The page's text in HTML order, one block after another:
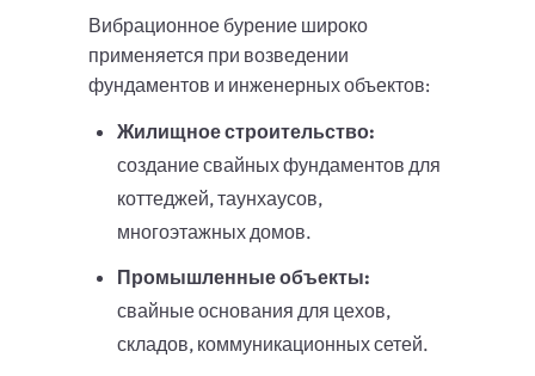
Вибрационное бурение широко
применяется при возведении
фундаментов и инженерных объектов:
Жилищное строительство:
создание свайных фундаментов для
коттеджей, таунхаусов,
многоэтажных домов.
Промышленные объекты:
свайные основания для цехов,
складов, коммуникационных сетей.